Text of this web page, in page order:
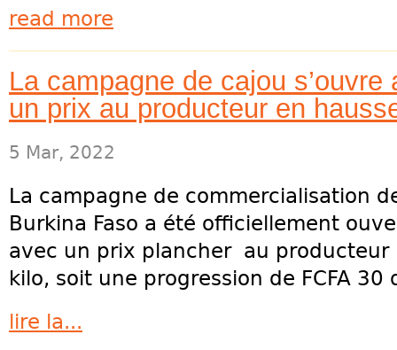
read more
La campagne de cajou
un prix au producteur en
5 Mar, 2022
La campagne de commercialisation
Burkina Faso a été officiellement
avec un prix plancher au producteur
kilo, soit une progression de FCFA 30
lire la...